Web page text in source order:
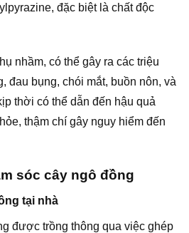
đặc biệt là chất độc
nhầm, có thể gây ra các triệu
đau bụng, chói mắt, buồn nôn, và
thời có thể dẫn đến hậu quả
thậm chí gây nguy hiểm đến
sóc cây ngô đồng
tại nhà
được trồng thông qua việc ghép